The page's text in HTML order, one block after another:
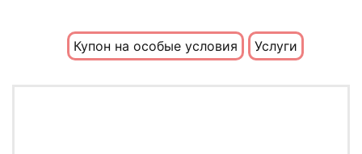
Купон на особые условия Услуги